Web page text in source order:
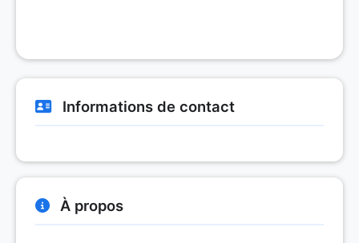
Informations de contact
À propos